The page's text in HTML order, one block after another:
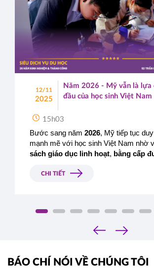
12/11
2025
Năm 2026 - Mỹ vẫn là lựa
đầu của học sinh Việt Nam
15h03
Bước sang năm 2026, Mỹ tiếp tục
mạnh mẽ với học sinh Việt Nam nhờ
sách giáo dục linh hoạt, bằng cấp
sau tốt nghiệp.
CHI TIẾT
‹
›
BÁO CHÍ NÓI VỀ CHÚNG TÔI